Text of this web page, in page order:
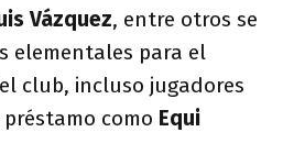
Vázquez, entre otros se
elementales para el
club, incluso jugadores
como Equi